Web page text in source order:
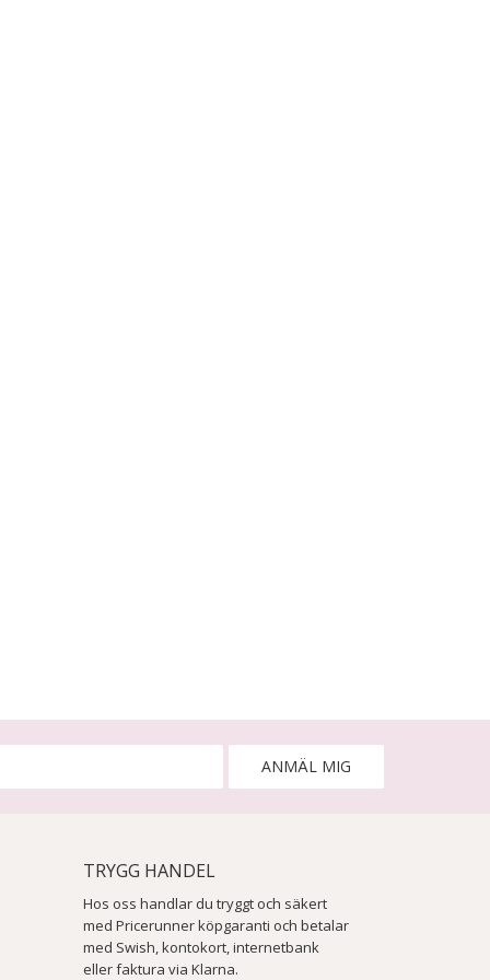
ANMÄL MIG
TRYGG HANDEL
Hos oss handlar du tryggt och säkert
med Pricerunner köpgaranti och betalar
med Swish, kontokort, internetbank
eller faktura via Klarna.